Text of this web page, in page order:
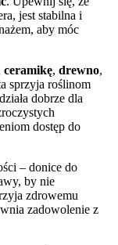
jest stabilna i
aby móc
ceramikę, drewno,
sprzyja roślinom
dobrze dla
dostęp do
– donice do
by nie
zdrowemu
zadowolenie z